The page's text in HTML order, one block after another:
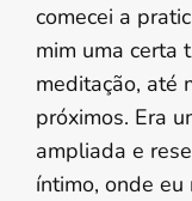
comecei a
mim uma certa
meditação, até
próximos. Era
ampliada e
íntimo, onde